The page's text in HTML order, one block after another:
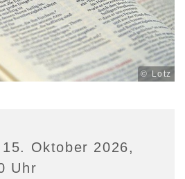
© Lotz
Oktober 2026,
Uhr